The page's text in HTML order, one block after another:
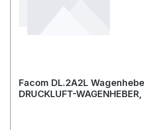
Facom DL.2A2L
DRUCKLUFT-